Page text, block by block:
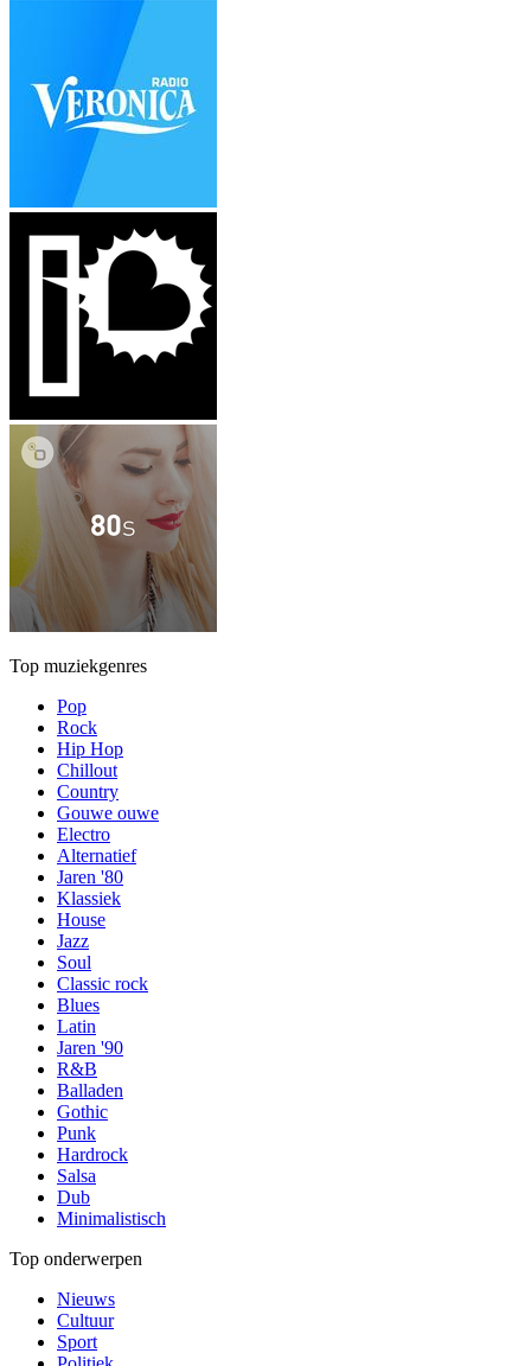
Top muziekgenres
Pop
Rock
Hip Hop
Chillout
Country
Gouwe ouwe
Electro
Alternatief
Jaren '80
Klassiek
House
Jazz
Soul
Classic rock
Blues
Latin
Jaren '90
R&B
Balladen
Gothic
Punk
Hardrock
Salsa
Dub
Minimalistisch
Top onderwerpen
Nieuws
Cultuur
Sport